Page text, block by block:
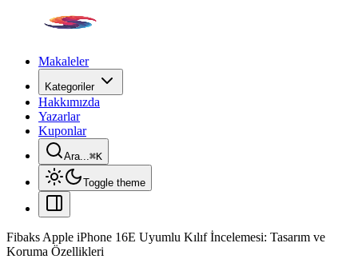
Makaleler
Kategoriler
Hakkımızda
Yazarlar
Kuponlar
Ara...⌘K
Toggle theme
Fibaks Apple iPhone 16E Uyumlu Kılıf İncelemesi: Tasarım ve
Koruma Özellikleri